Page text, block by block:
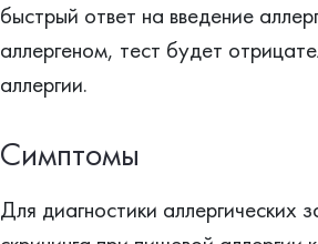
быстрый ответ на введение
аллергеном, тест будет
аллергии.
Симптомы
Для диагностики аллергических